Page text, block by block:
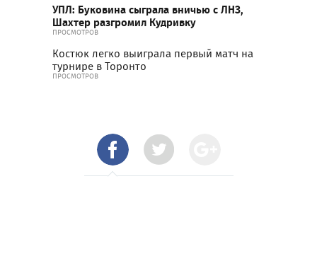
УПЛ: Буковина сыграла вничью с ЛНЗ,
Шахтер разгромил Кудривку
ПРОСМОТРОВ
Костюк легко выиграла первый матч на
турнире в Торонто
ПРОСМОТРОВ